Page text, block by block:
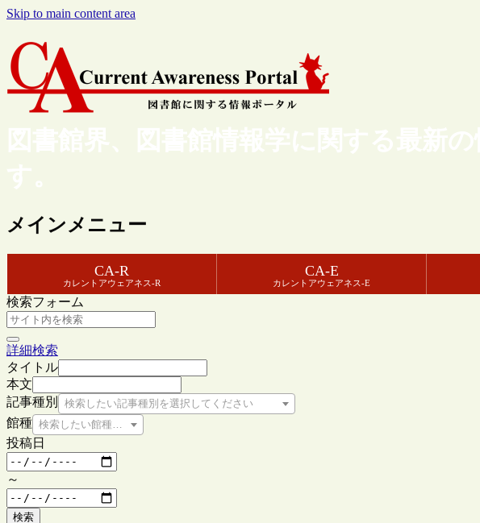
Skip to main content area
図書館界、図書館情報学に関する最新
す。
メインメニュー
CA-R
カレントアウェアネス-R
CA-E
カレントアウェアネス-E
検索フォーム
詳細検索
タイトル
本文
記事種別
検索したい記事種別を選択してください
館種 検索したい館種を選択してください
投稿日
～
検索